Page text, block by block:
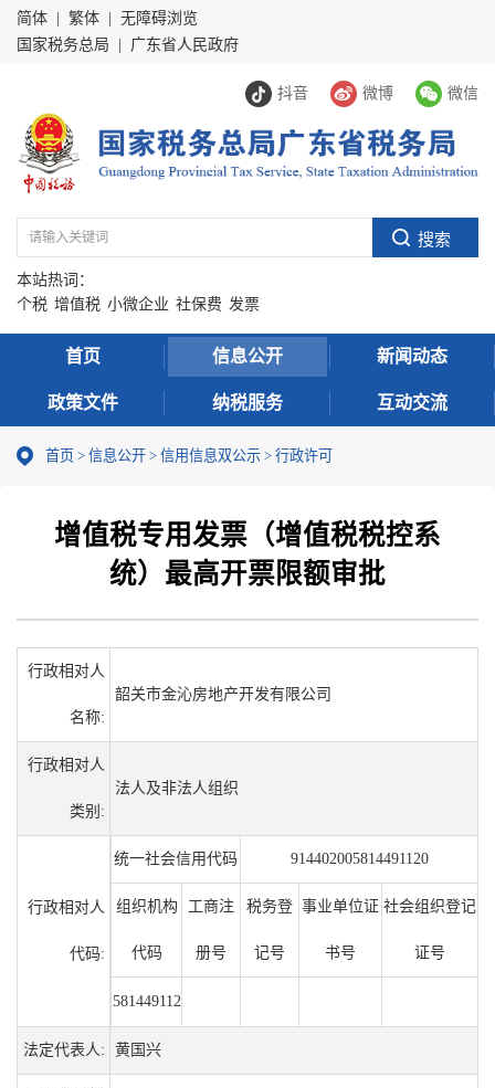
简体 繁体
无障碍浏览
国家税务总局
广东省人民政府
抖音 微博 微信
本站热词：
个税 增值税 小微企业 社保费 发票
首页 信息公开 新闻动态
政策文件 纳税服务 互动交流
首页 > 信息公开 > 信用信息双公示 > 行政许可
增值税专用发票（增值税税控系
统）最高开票限额审批
行政相对人
名称:
韶关市金沁房地产开发有限公司
行政相对人
类别:
法人及非法人组织
行政相对人
代码:
统一社会信用代码 914402005814491120
组织机构
代码
工商注
册号
税务登
记号
事业单位证
书号
社会组织登记
证号
581449112
法定代表人: 黄国兴